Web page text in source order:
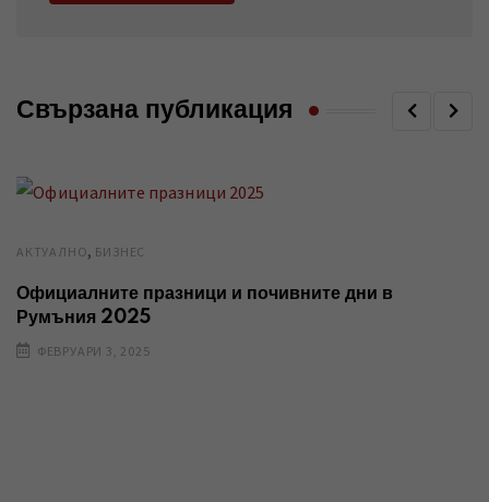
Свързана публикация
AКТУАЛНО, БИЗНЕС
Официалните празници и почивните дни в
Румъния 2025
ФЕВРУАРИ 3, 2025